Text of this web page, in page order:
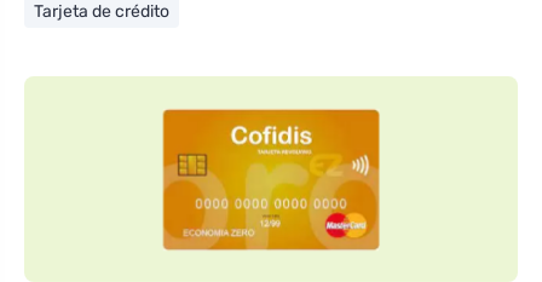
Tarjeta de crédito